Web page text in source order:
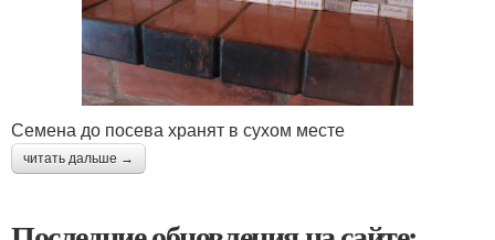
Семена до посева хранят в сухом месте
читать дальше →